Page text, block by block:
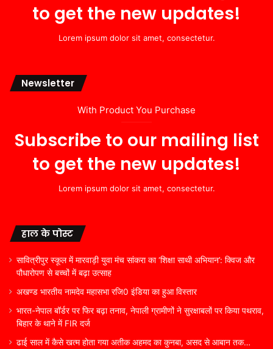
to get the new updates!
Lorem ipsum dolor sit amet, consectetur.
Newsletter
With Product You Purchase
Subscribe to our mailing list
to get the new updates!
Lorem ipsum dolor sit amet, consectetur.
हाल के पोस्ट
सावित्रीपुर स्कूल में मारवाड़ी युवा मंच सांकरा का ‘शिक्षा साथी अभियान’: क्विज और
पौधारोपण से बच्चों में बढ़ा उत्साह
अखण्ड भारतीय नामदेव महासभा रजि0 इंडिया का हुआ विस्तार
भारत-नेपाल बॉर्डर पर फिर बढ़ा तनाव, नेपाली ग्रामीणों ने सुरक्षाबलों पर किया पथराव,
बिहार के थाने में FIR दर्ज
ढाई साल में कैसे खत्म होता गया अतीक अहमद का कुनबा, असद से आबान तक…